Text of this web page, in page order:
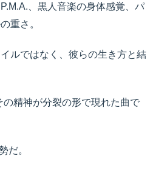
、黒人音楽の身体感覚、パ
重さ。
ルではなく、彼らの生き方と結
の精神が分裂の形で現れた曲で
だ。